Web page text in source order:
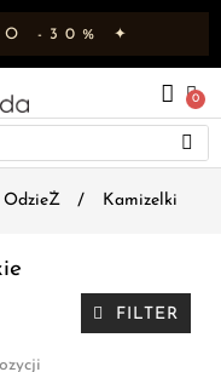
-30% ✦
OdzieŻ Kamizelki
FILTER